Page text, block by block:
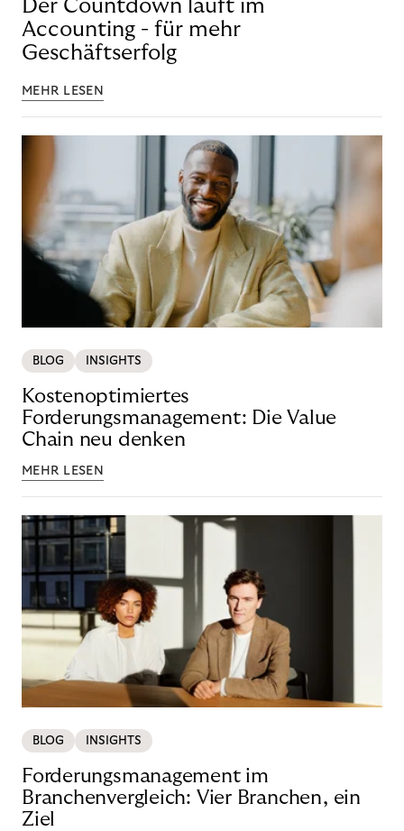
Der Countdown läuft im
Accounting - für mehr
Geschäftserfolg
MEHR LESEN
BLOG INSIGHTS
Kostenoptimiertes
Forderungsmanagement: Die Value
Chain neu denken
MEHR LESEN
BLOG INSIGHTS
Forderungsmanagement im
Branchenvergleich: Vier Branchen, ein
Ziel